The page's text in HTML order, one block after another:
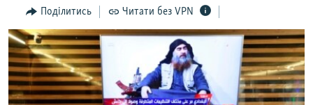
Перейти
до
пошуку
ПОГЛЯД
ІНТЕРВ'Ю
ВСЕ ЗА ДЕНЬ
СПЕЦПРОЕКТИ
Поділитись Читати без VPN